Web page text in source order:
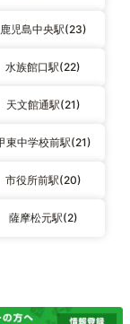
鹿児島中央駅(23)
水族館口駅(22)
天文館通駅(21)
東中学校前駅(21)
市役所前駅(20)
薩摩松元駅(2)